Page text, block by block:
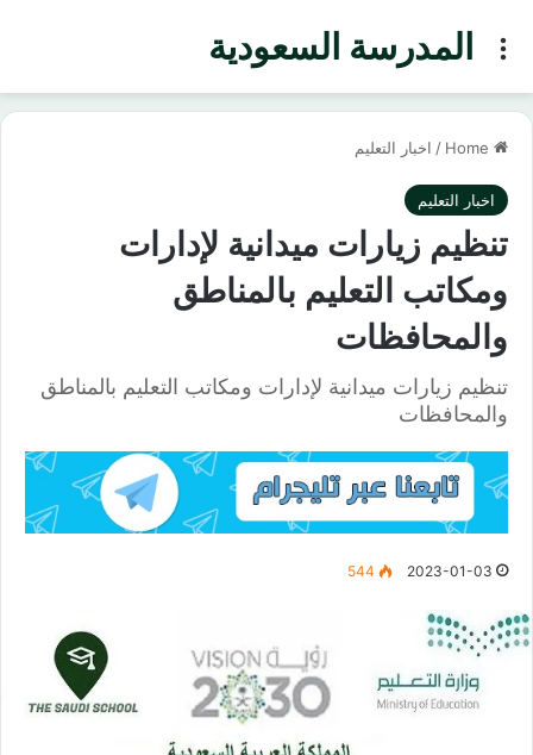
المدرسة السعوديةMenu
/ اخبار التعليم
اخبار التعليم
تنظيم زيارات ميدانية لإدارات
ومكاتب التعليم بالمناطق
والمحافظات
تنظيم زيارات ميدانية لإدارات ومكاتب التعليم بالمناطق
والمحافظات
2023-01-03
544